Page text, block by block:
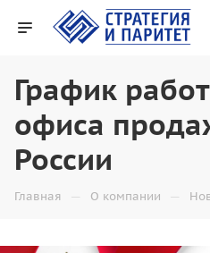
График
офиса
России
Главная — О компании —